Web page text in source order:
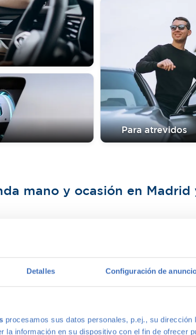
Detalles Configuración de
procesamos sus datos personales, p.ej., su dirección
la información en su dispositivo con el fin de ofrecer
Para atrevidos
mano y ocasión en
buen producto a un precio justo y dar un buen
hemos implementado una verificación de Calidad que
de nuestro concesionario de segunda mano,
nuestraGarantía 5 Estrellassin límites de
Coches